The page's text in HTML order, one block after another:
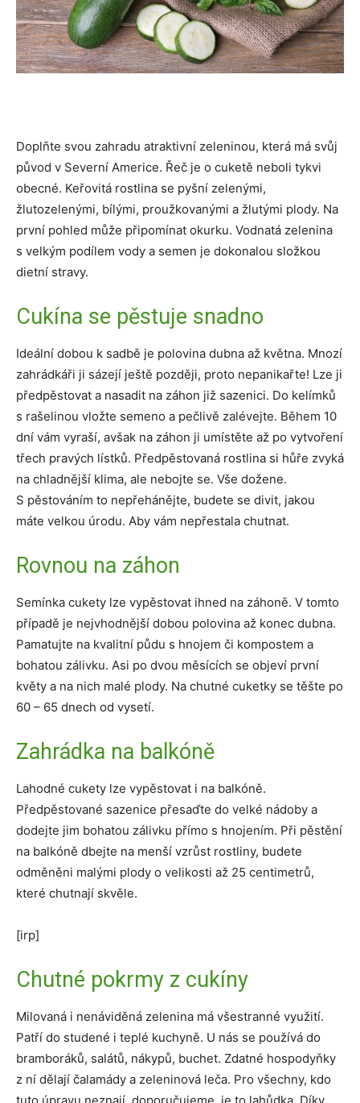
Doplňte svou zahradu atraktivní zeleninou, která má svůj
původ v Severní Americe. Řeč je o cuketě neboli tykvi
obecné. Keřovitá rostlina se pyšní zelenými,
žlutozelenými, bílými, proužkovanými a žlutými plody. Na
první pohled může připomínat okurku. Vodnatá zelenina
s velkým podílem vody a semen je dokonalou složkou
dietní stravy.
Cukína se pěstuje snadno
Ideální dobou k sadbě je polovina dubna až května. Mnozí
zahrádkáři ji sázejí ještě později, proto nepanikařte! Lze ji
předpěstovat a nasadit na záhon již sazenici. Do kelímků
s rašelinou vložte semeno a pečlivě zalévejte. Během 10
dní vám vyraší, avšak na záhon ji umístěte až po vytvoření
třech pravých lístků. Předpěstovaná rostlina si hůře zvyká
na chladnější klima, ale nebojte se. Vše dožene.
S pěstováním to nepřehánějte, budete se divit, jakou
máte velkou úrodu. Aby vám nepřestala chutnat.
Rovnou na záhon
Semínka cukety lze vypěstovat ihned na záhoně. V tomto
případě je nejvhodnější dobou polovina až konec dubna.
Pamatujte na kvalitní půdu s hnojem či kompostem a
bohatou zálivku. Asi po dvou měsících se objeví první
květy a na nich malé plody. Na chutné cuketky se těšte po
60 – 65 dnech od vysetí.
Zahrádka na balkóně
Lahodné cukety lze vypěstovat i na balkóně.
Předpěstované sazenice přesaďte do velké nádoby a
dodejte jim bohatou zálivku přímo s hnojením. Při pěstění
na balkóně dbejte na menší vzrůst rostliny, budete
odměněni malými plody o velikosti až 25 centimetrů,
které chutnají skvěle.
[irp]
Chutné pokrmy z cukíny
Milovaná i nenáviděná zelenina má všestranné využití.
Patří do studené i teplé kuchyně. U nás se používá do
bramboráků, salátů, nákypů, buchet. Zdatné hospodyňky
z ní dělají čalamády a zeleninová leča. Pro všechny, kdo